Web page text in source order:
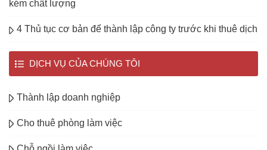
kém chất lượng
4 Thủ tục cơ bản để thành lập công ty trước khi thuê dịch
DỊCH VỤ CỦA CHÚNG TÔI
Thành lập doanh nghiệp
Cho thuê phòng làm việc